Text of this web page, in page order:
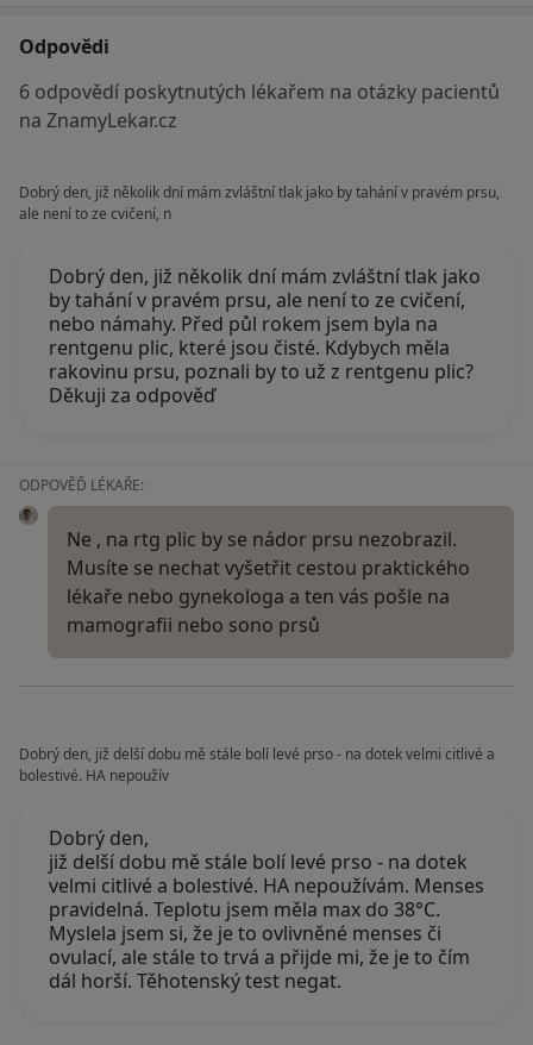
Odpovědi
6 odpovědí poskytnutých lékařem na otázky pacientů
na ZnamyLekar.cz
Dobrý den, již několik dní mám zvláštní tlak jako by tahání v pravém prsu,
ale není to ze cvičení, n
Dobrý den, již několik dní mám zvláštní tlak jako
by tahání v pravém prsu, ale není to ze cvičení,
nebo námahy. Před půl rokem jsem byla na
rentgenu plic, které jsou čisté. Kdybych měla
rakovinu prsu, poznali by to už z rentgenu plic?
Děkuji za odpověď
ODPOVĚĎ LÉKAŘE:
Ne , na rtg plic by se nádor prsu nezobrazil.
Musíte se nechat vyšetřit cestou praktického
lékaře nebo gynekologa a ten vás pošle na
mamografii nebo sono prsů
Dobrý den, již delší dobu mě stále bolí levé prso - na dotek velmi citlivé a
bolestivé. HA nepoužív
Dobrý den,
již delší dobu mě stále bolí levé prso - na dotek
velmi citlivé a bolestivé. HA nepoužívám. Menses
pravidelná. Teplotu jsem měla max do 38°C.
Myslela jsem si, že je to ovlivněné menses či
ovulací, ale stále to trvá a přijde mi, že je to čím
dál horší. Těhotenský test negat.